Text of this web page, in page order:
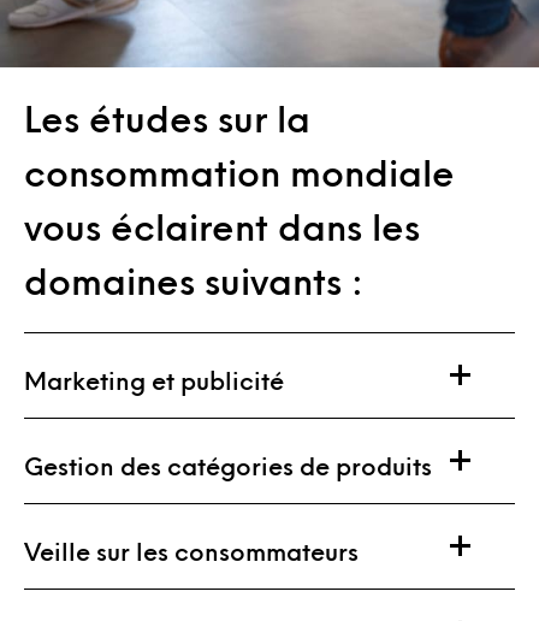
Les études sur la
consommation mondiale
vous éclairent dans les
domaines suivants :
Marketing et publicité
Gestion des catégories de produits
Veille sur les consommateurs